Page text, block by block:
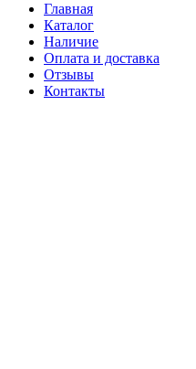
Главная
Каталог
Наличие
Оплата и доставка
Отзывы
Контакты